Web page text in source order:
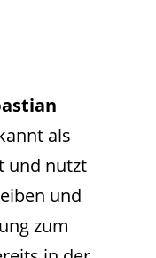
als
und nutzt
und
zum